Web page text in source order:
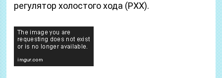
регулятор холостого хода (РХХ).